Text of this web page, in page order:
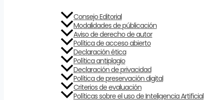
Consejo Editorial
Modalidades de públicación
Aviso de derecho de autor
Política de acceso abierto
Declaración ética
Política antiplagio
Declaración de privacidad
Política de preservación digital
Criterios de evaluación
Políticas sobre el uso de Inteligencia Artificial